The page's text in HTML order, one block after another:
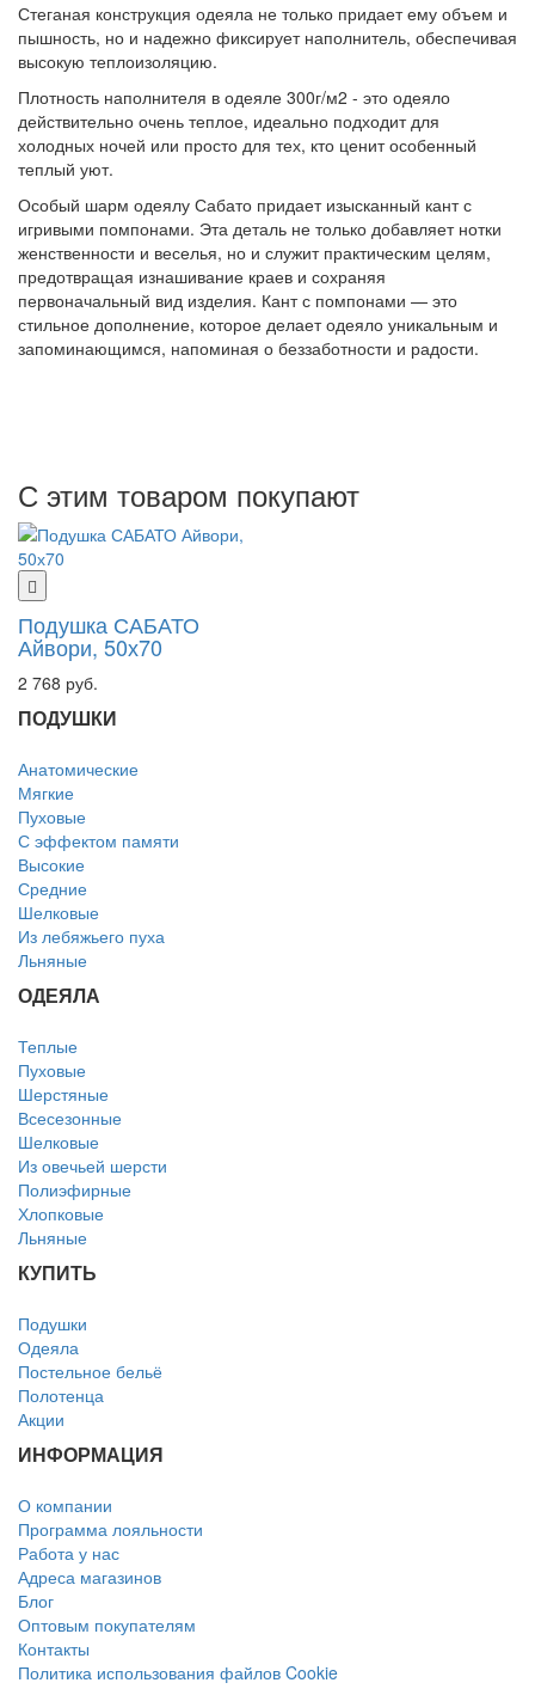
Стеганая конструкция одеяла не только придает ему объем и
пышность, но и надежно фиксирует наполнитель, обеспечивая
высокую теплоизоляцию.
Плотность наполнителя в одеяле 300г/м2 - это одеяло
действительно очень теплое, идеально подходит для
холодных ночей или просто для тех, кто ценит особенный
теплый уют.
Особый шарм одеялу Сабато придает изысканный кант с
игривыми помпонами. Эта деталь не только добавляет нотки
женственности и веселья, но и служит практическим целям,
предотвращая изнашивание краев и сохраняя
первоначальный вид изделия. Кант с помпонами — это
стильное дополнение, которое делает одеяло уникальным и
запоминающимся, напоминая о беззаботности и радости.
С этим товаром покупают
Подушка САБАТО
Айвори, 50х70
2 768 руб.
ПОДУШКИ
Анатомические
Мягкие
Пуховые
С эффектом памяти
Высокие
Средние
Шелковые
Из лебяжьего пуха
Льняные
ОДЕЯЛА
Теплые
Пуховые
Шерстяные
Всесезонные
Шелковые
Из овечьей шерсти
Полиэфирные
Хлопковые
Льняные
КУПИТЬ
Подушки
Одеяла
Постельное бельё
Полотенца
Акции
ИНФОРМАЦИЯ
О компании
Программа лояльности
Работа у нас
Адреса магазинов
Блог
Оптовым покупателям
Контакты
Политика использования файлов Cookie